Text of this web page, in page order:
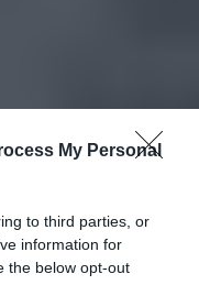
My Personal
to third parties, or
information for
the below opt-out